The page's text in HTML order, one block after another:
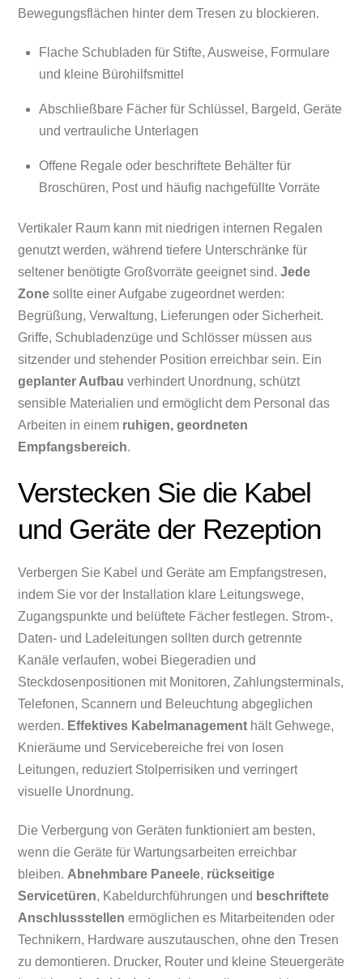
Bewegungsflächen hinter dem Tresen zu blockieren.
Flache Schubladen für Stifte, Ausweise, Formulare
und kleine Bürohilfsmittel
Abschließbare Fächer für Schlüssel, Bargeld, Geräte
und vertrauliche Unterlagen
Offene Regale oder beschriftete Behälter für
Broschüren, Post und häufig nachgefüllte Vorräte
Vertikaler Raum kann mit niedrigen internen Regalen
genutzt werden, während tiefere Unterschränke für
seltener benötigte Großvorräte geeignet sind.Jede
Zone sollte einer Aufgabe zugeordnet werden:
Begrüßung, Verwaltung, Lieferungen oder Sicherheit.
Griffe, Schubladenzüge und Schlösser müssen aus
sitzender und stehender Position erreichbar sein. Ein
geplanter Aufbau verhindert Unordnung, schützt
sensible Materialien und ermöglicht dem Personal das
Arbeiten in einem ruhigen, geordneten
Empfangsbereich.
Verstecken Sie die Kabel
und Geräte der Rezeption
Verbergen Sie Kabel und Geräte am Empfangstresen,
indem Sie vor der Installation klare Leitungswege,
Zugangspunkte und belüftete Fächer festlegen. Strom-,
Daten- und Ladeleitungen sollten durch getrennte
Kanäle verlaufen, wobei Biegeradien und
Steckdosenpositionen mit Monitoren, Zahlungsterminals,
Telefonen, Scannern und Beleuchtung abgeglichen
werden. Effektives Kabelmanagement hält Gehwege,
Knieräume und Servicebereiche frei von losen
Leitungen, reduziert Stolperrisiken und verringert
visuelle Unordnung.
Die Verbergung von Geräten funktioniert am besten,
wenn die Geräte für Wartungsarbeiten erreichbar
bleiben. Abnehmbare Paneele, rückseitige
Servicetüren, Kabeldurchführungen und beschriftete
Anschlussstellen ermöglichen es Mitarbeitenden oder
Technikern, Hardware auszutauschen, ohne den Tresen
zu demontieren. Drucker, Router und kleine Steuergeräte